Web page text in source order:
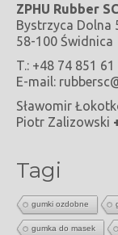
ZPHU Rubber SC
Bystrzyca Dolna
58-100 Świdnica
T.: +48 74 851 61
E-mail:
Sławomir
Piotr Zalizowski
Tagi
gumki ozdobne
gumka do masek